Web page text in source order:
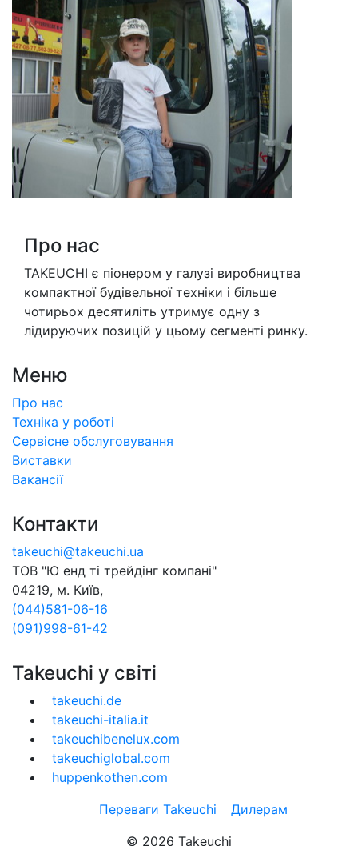
Про нас
TAKEUCHI є піонером у галузі виробництва
компактної будівельної техніки і більше
чотирьох десятиліть утримує одну з
лідируючих позицій у цьому сегменті ринку.
Меню
Про нас
Техніка у роботі
Сервісне обслуговування
Виставки
Вакансії
Контакти
takeuchi@takeuchi.ua
ТОВ "Ю енд тi трейдiнг компанi"
04219, м. Київ,
(044)581-06-16
(091)998-61-42
Takeuchi у свiтi
takeuchi.de
takeuchi-italia.it
takeuchibenelux.com
takeuchiglobal.com
huppenkothen.com
Переваги Takeuchi
Дилерам
© 2026 Takeuchi